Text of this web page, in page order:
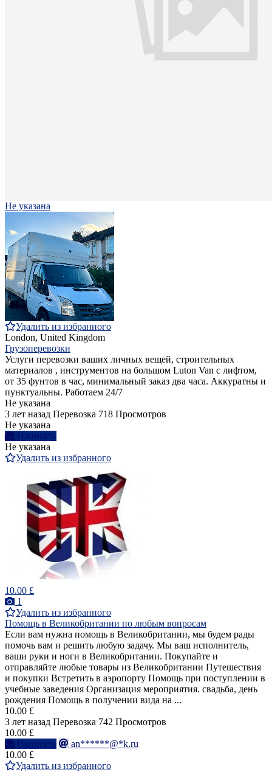
Не указана
Удалить из избранного
London, United Kingdom
Грузоперевозки
Услуги перевозки ваших личных вещей, строительных
материалов , инструментов на большом Luton Van с лифтом,
от 35 фунтов в час, минимальный заказ два часа. Аккуратны и
пунктуальны. Работаем 24/7
Не указана
3 лет назад Перевозка 718 Просмотров
Не указана
Написать
Не указана
Удалить из избранного
10.00 £
1
Удалить из избранного
Помощь в Великобритании по любым вопросам
Если вам нужна помощь в Великобритании, мы будем рады
помочь вам и решить любую задачу. Мы ваш исполнитель,
ваши руки и ноги в Великобритании. Покупайте и
отправляйте любые товары из Великобритании Путешествия
и покупки Встретить в аэропорту Помощь при поступлении в
учебные заведения Организация мероприятия. свадьба, день
рождения Помощь в получении вида на ...
10.00 £
3 лет назад Перевозка 742 Просмотров
10.00 £
Написать
an******@*k.ru
10.00 £
Удалить из избранного